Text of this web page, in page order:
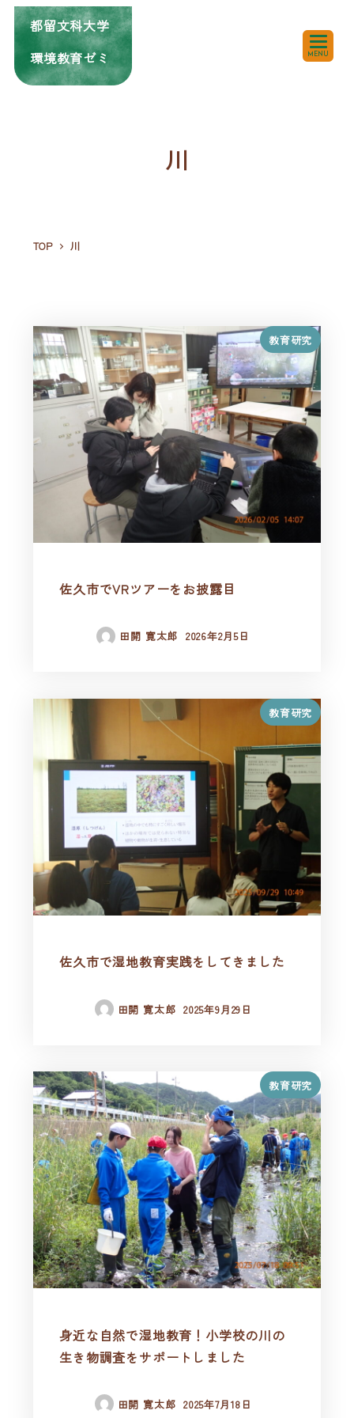
都留文科大学
環境教育ゼミ
MENU
川
TOP 川
教育研究
佐久市でVRツアーをお披露目
田開 寛太郎 2026年2月5日
教育研究
佐久市で湿地教育実践をしてきました
田開 寛太郎 2025年9月29日
教育研究
身近な自然で湿地教育！小学校の川の
生き物調査をサポートしました
田開 寛太郎 2025年7月18日